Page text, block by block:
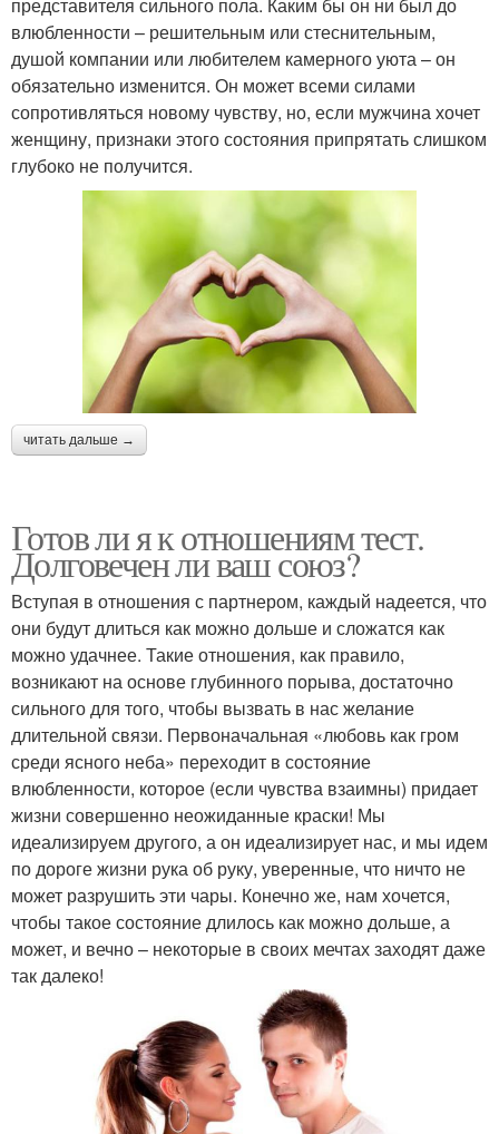
влюбленности – решительным или стеснительным,
душой компании или любителем камерного уюта – он
обязательно изменится. Он может всеми силами
сопротивляться новому чувству, но, если мужчина хочет
женщину, признаки этого состояния припрятать слишком
глубоко не получится.
читать дальше →
Готов ли я к отношениям тест.
Долговечен ли ваш союз?
Вступая в отношения с партнером, каждый надеется, что
они будут длиться как можно дольше и сложатся как
можно удачнее. Такие отношения, как правило,
возникают на основе глубинного порыва, достаточно
сильного для того, чтобы вызвать в нас желание
длительной связи. Первоначальная «любовь как гром
среди ясного неба» переходит в состояние
влюбленности, которое (если чувства взаимны) придает
жизни совершенно неожиданные краски! Мы
идеализируем другого, а он идеализирует нас, и мы идем
по дороге жизни рука об руку, уверенные, что ничто не
может разрушить эти чары. Конечно же, нам хочется,
чтобы такое состояние длилось как можно дольше, а
может, и вечно – некоторые в своих мечтах заходят даже
так далеко!